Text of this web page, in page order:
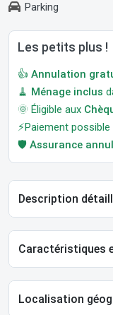
Parking
Les petits plus !
👍 Annulation
🧹 Ménage inclus
🌞 Éligible aux
⚡Paiement
🛡️ Assurance
Description
Caractéristiques
Localisation